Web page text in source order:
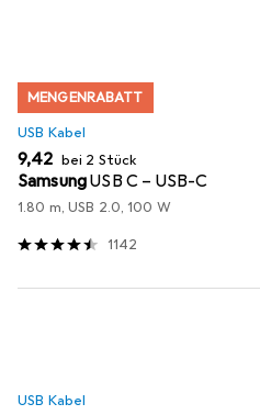
MENGENRABATT
USB Kabel
EUR
9,42 bei 2 Stück
SamsungUSB C – USB-C
1.80 m, USB 2.0, 100 W
1142
USB Kabel